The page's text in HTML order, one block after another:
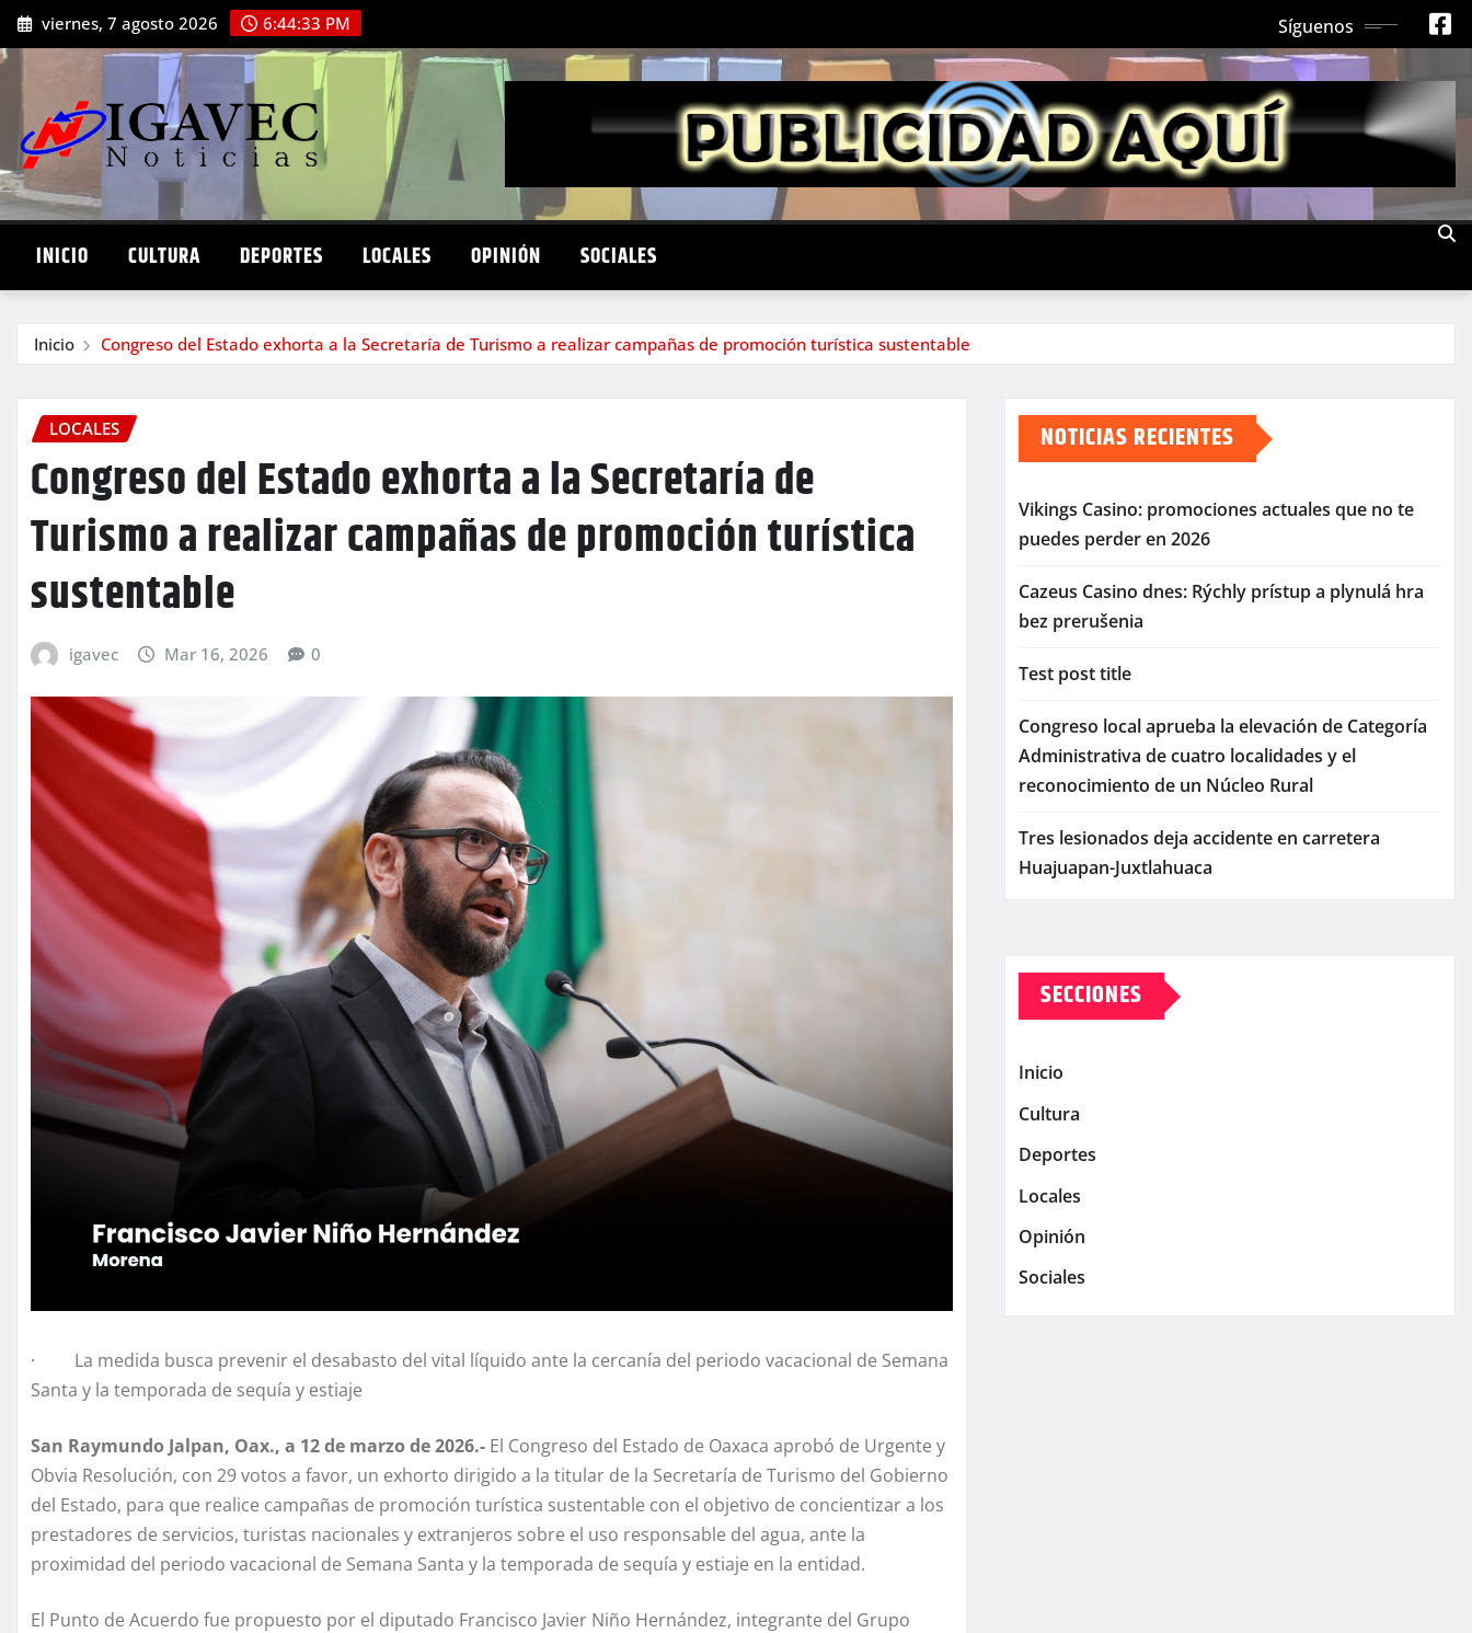
Saltar
al
contenido
viernes, 7 agosto 2026 6:44:35 PM Síguenos
INICIO CULTURA DEPORTES LOCALES OPINIÓN SOCIALES
Inicio Congreso del Estado exhorta a la Secretaría de Turismo a realizar campañas de promoción turística sustentable
LOCALES
Congreso del Estado exhorta a la Secretaría de
Turismo a realizar campañas de promoción turística
sustentable
igavec Mar 16, 2026 0
· La medida busca prevenir el desabasto del vital líquido ante la cercanía del periodo vacacional de Semana
Santa y la temporada de sequía y estiaje
San Raymundo Jalpan, Oax., a 12 de marzo de 2026.- El Congreso del Estado de Oaxaca aprobó de Urgente y
Obvia Resolución, con 29 votos a favor, un exhorto dirigido a la titular de la Secretaría de Turismo del Gobierno
del Estado, para que realice campañas de promoción turística sustentable con el objetivo de concientizar a los
prestadores de servicios, turistas nacionales y extranjeros sobre el uso responsable del agua, ante la
proximidad del periodo vacacional de Semana Santa y la temporada de sequía y estiaje en la entidad.
El Punto de Acuerdo fue propuesto por el diputado Francisco Javier Niño Hernández, integrante del Grupo
NOTICIAS RECIENTES
Vikings Casino: promociones actuales que no te
puedes perder en 2026
Cazeus Casino dnes: Rýchly prístup a plynulá hra
bez prerušenia
Test post title
Congreso local aprueba la elevación de Categoría
Administrativa de cuatro localidades y el
reconocimiento de un Núcleo Rural
Tres lesionados deja accidente en carretera
Huajuapan-Juxtlahuaca
SECCIONES
Inicio
Cultura
Deportes
Locales
Opinión
Sociales